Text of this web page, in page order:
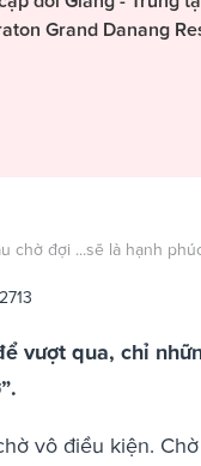
Grand Danang
chờ đợi ...sẽ là hạnh
vượt qua, chỉ
vô điều kiện.